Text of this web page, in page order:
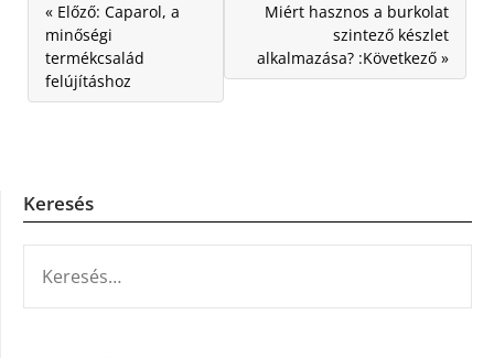
« Előző: Caparol, a
minőségi
termékcsalád
felújításhoz
Miért hasznos a burkolat
szintező készlet
alkalmazása? :Következő »
Keresés